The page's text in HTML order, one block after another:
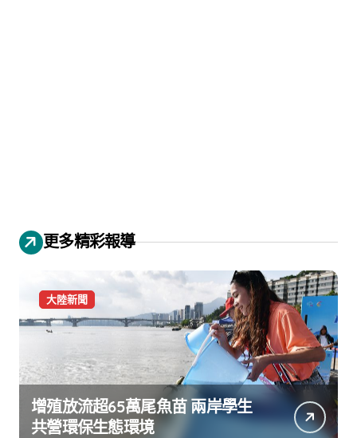
更多精彩報導
大陸新聞
增殖放流超65萬尾魚苗 兩岸學生
共營環保生態環境